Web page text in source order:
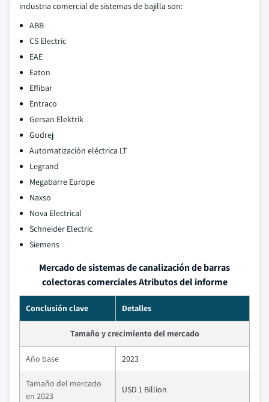
industria comercial de sistemas de bajilla son:
ABB
CS Electric
EAE
Eaton
Effibar
Entraco
Gersan Elektrik
Godrej
Automatización eléctrica LT
Legrand
Megabarre Europe
Naxso
Nova Electrical
Schneider Electric
Siemens
Mercado de sistemas de canalización de barras
colectoras comerciales Atributos del informe
Conclusión clave Detalles
Tamaño y crecimiento del mercado
Año base 2023
Tamaño del mercado
en 2023
USD 1 Billion